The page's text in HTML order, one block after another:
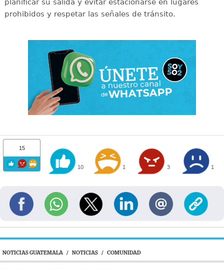
planificar su salida y evitar estacionarse en lugares
prohibidos y respetar las señales de tránsito.
15
10 1 3 1
NOTICIAS GUATEMALA / NOTICIAS / COMUNIDAD